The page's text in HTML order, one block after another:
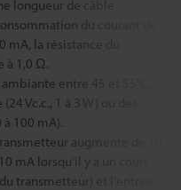
longueur de câble
du courant de
la résistance du
à 1,0 Ω.
entre 45 et 55°C,
Vc.c., 1 à 3 W) ou des
100 mA).
augmente de 10
mA lorsqu'il y a un court-
transmetteur) et l'entrée